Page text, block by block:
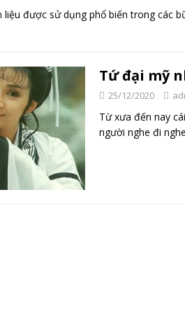
liệu được sử dụng phổ biến trong các
Tứ đại mỹ
25/12/2020
Từ xưa đến nay
người nghe đi